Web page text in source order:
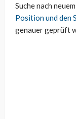
Suche nach
Position und den
genauer geprüft